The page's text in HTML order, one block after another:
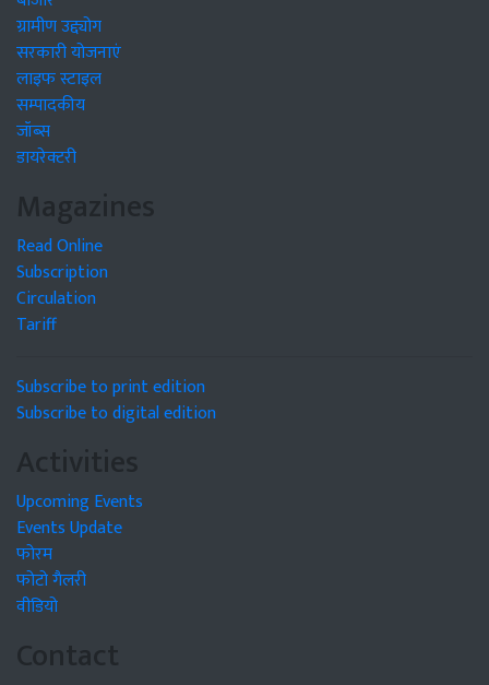
ग्रामीण उद्द्योग
सरकारी योजनाएं
लाइफ स्टाइल
सम्पादकीय
जॉब्स
डायरेक्टरी
Magazines
Read Online
Subscription
Circulation
Tariff
Subscribe to print edition
Subscribe to digital edition
Activities
Upcoming Events
Events Update
फोरम
फोटो गैलरी
वीडियो
Contact